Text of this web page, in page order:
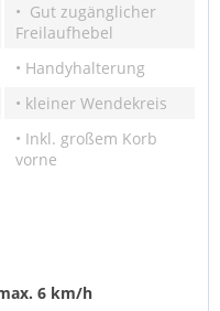
• Gut zugänglicher
Freilaufhebel
• Handyhalterung
• kleiner Wendekreis
• Inkl. großem Korb
vorne
6 km/h